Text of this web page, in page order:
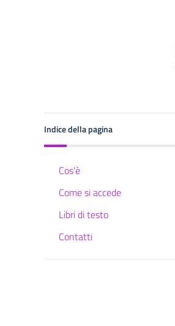
Indice della pagina
Cos'è
Come si accede
Libri di testo
Contatti